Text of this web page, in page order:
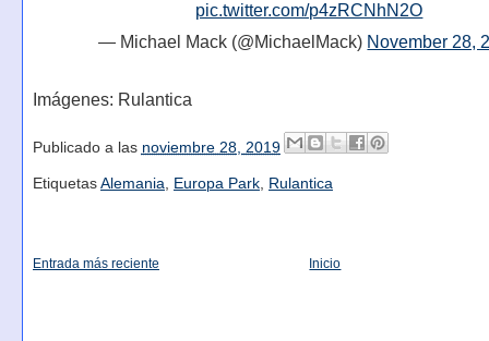
pic.twitter.com/p4zRCNhN2O
— Michael Mack (@MichaelMack) November 28,
Imágenes: Rulantica
Publicado a las noviembre 28, 2019
Etiquetas Alemania Europa Park, Rulantica
Entrada más reciente Inicio